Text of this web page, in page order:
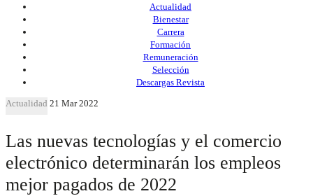
Actualidad
Bienestar
Carrera
Formación
Remuneración
Selección
Descargas Revista
Actualidad 21 Mar 2022
Las nuevas tecnologías y el comercio
electrónico determinarán los empleos
mejor pagados de 2022